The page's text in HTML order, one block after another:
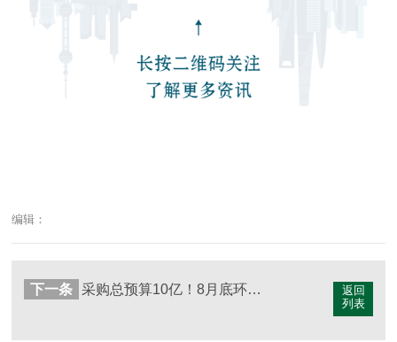
编辑：
返回
列表
下一条 采购总预算10亿！8月底环卫名企将云集“打卡”赣州章贡区